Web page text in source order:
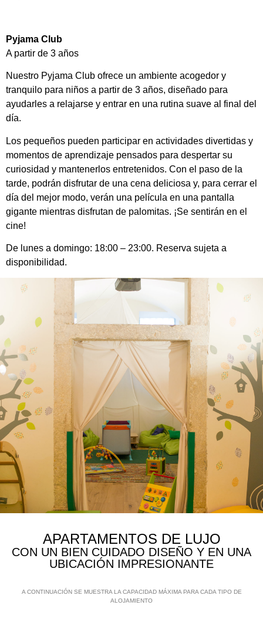
Pyjama Club
A partir de 3 años
Nuestro Pyjama Club ofrece un ambiente acogedor y
tranquilo para niños a partir de 3 años, diseñado para
ayudarles a relajarse y entrar en una rutina suave al final del
día.
Los pequeños pueden participar en actividades divertidas y
momentos de aprendizaje pensados para despertar su
curiosidad y mantenerlos entretenidos. Con el paso de la
tarde, podrán disfrutar de una cena deliciosa y, para cerrar el
día del mejor modo, verán una película en una pantalla
gigante mientras disfrutan de palomitas. ¡Se sentirán en el
cine!
De lunes a domingo: 18:00 – 23:00. Reserva sujeta a
disponibilidad.
APARTAMENTOS DE LUJO
CON UN BIEN CUIDADO DISEÑO Y EN UNA
UBICACIÓN IMPRESIONANTE
A CONTINUACIÓN SE MUESTRA LA CAPACIDAD MÁXIMA PARA CADA TIPO DE
ALOJAMIENTO